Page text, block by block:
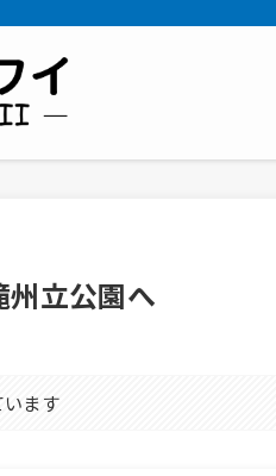
州立公園へ
ます